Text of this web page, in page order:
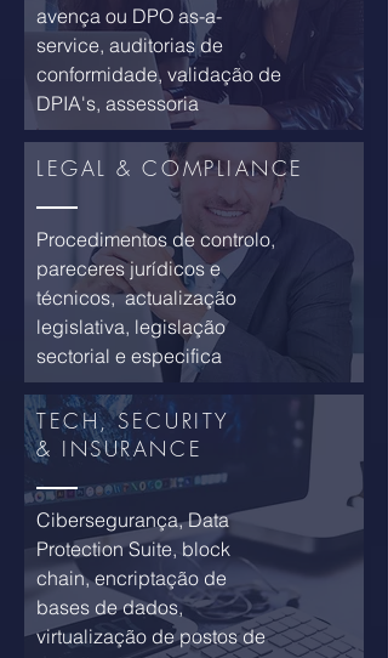
avença ou DPO as-a-
service, auditorias de
conformidade, validação de
DPIA's, assessoria
Procedimentos de controlo,
pareceres jurídicos e
técnicos, actualização
legislativa, legislação
sectorial e especifica
LEGAL & COMPLIANCE
Cibersegurança, Data
Protection Suite, block
chain, encriptação de
bases de dados,
virtualização de postos de
TECH, SECURITY
& INSURANCE